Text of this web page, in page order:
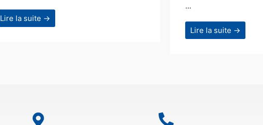
Lire la suite →
...
Lire la suite →